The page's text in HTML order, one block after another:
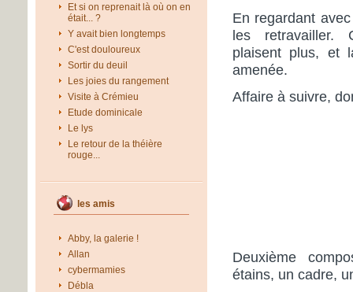
Et si on reprenait là où on en
était... ?
Y avait bien longtemps
C'est douloureux
Sortir du deuil
Les joies du rangement
Visite à Crémieu
Etude dominicale
Le lys
Le retour de la théière
rouge...
les amis
Abby, la galerie !
Allan
cybermamies
Débla
En regardant
les retravailler.
plaisent plus, et
amenée.
Affaire à suivre,
Deuxième
étains, un cadre,